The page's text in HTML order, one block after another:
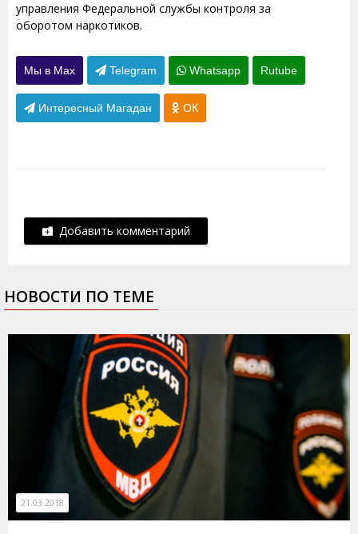
управления Федеральной службы контроля за
оборотом наркотиков.
Мы в Max Telegram Whatsapp Rutube
Интересный Магадан ОК
Добавить комментарий
НОВОСТИ ПО ТЕМЕ
21.03.2018